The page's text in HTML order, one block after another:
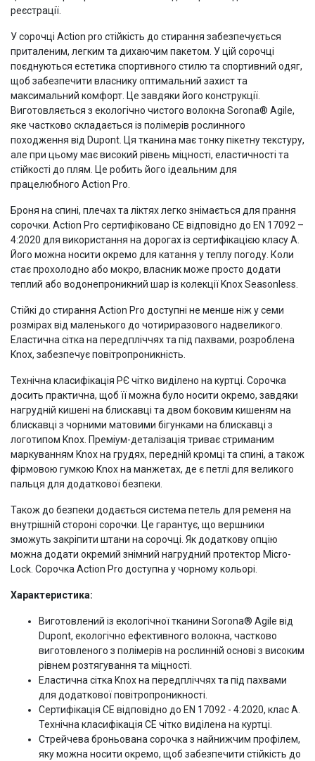
реєстрації.
У сорочці Action pro стійкість до стирання забезпечується
приталеним, легким та дихаючим пакетом. У цій сорочці
поєднуються естетика спортивного стилю та спортивний одяг,
щоб забезпечити власнику оптимальний захист та
максимальний комфорт. Це завдяки його конструкції.
Виготовляється з екологічно чистого волокна Sorona® Agile,
яке частково складається із полімерів рослинного
походження від Dupont. Ця тканина має тонку пікетну текстуру,
але при цьому має високий рівень міцності, еластичності та
стійкості до плям. Це робить його ідеальним для
працелюбного Action Pro.
Броня на спині, плечах та ліктях легко знімається для прання
сорочки. Action Pro сертифіковано CE відповідно до EN 17092 –
4:2020 для використання на дорогах із сертифікацією класу A.
Його можна носити окремо для катання у теплу погоду. Коли
стає прохолодно або мокро, власник може просто додати
теплий або водонепроникний шар із колекції Knox Seasonless.
Стійкі до стирання Action Pro доступні не менше ніж у семи
розмірах від маленького до чотириразового надвеликого.
Еластична сітка на передпліччях та під пахвами, розроблена
Knox, забезпечує повітропроникність.
Технічна класифікація РЄ чітко виділено на куртці. Сорочка
досить практична, щоб її можна було носити окремо, завдяки
нагрудній кишені на блискавці та двом боковим кишеням на
блискавці з чорними матовими бігунками на блискавці з
логотипом Knox. Преміум-деталізація триває стриманим
маркуванням Knox на грудях, передній кромці та спині, а також
фірмовою гумкою Knox на манжетах, де є петлі для великого
пальця для додаткової безпеки.
Також до безпеки додається система петель для ременя на
внутрішній стороні сорочки. Це гарантує, що вершники
зможуть закріпити штани на сорочці. Як додаткову опцію
можна додати окремий знімний нагрудний протектор Micro-
Lock. Сорочка Action Pro доступна у чорному кольорі.
Характеристика:
Виготовлений із екологічної тканини Sorona® Agile від
Dupont, екологічно ефективного волокна, частково
виготовленого з полімерів на рослинній основі з високим
рівнем розтягування та міцності.
Еластична сітка Knox на передпліччях та під пахвами
для додаткової повітропроникності.
Сертифікація CE відповідно до EN 17092 - 4:2020, клас A.
Технічна класифікація CE чітко виділена на куртці.
Стрейчева броньована сорочка з найнижчим профілем,
яку можна носити окремо, щоб забезпечити стійкість до